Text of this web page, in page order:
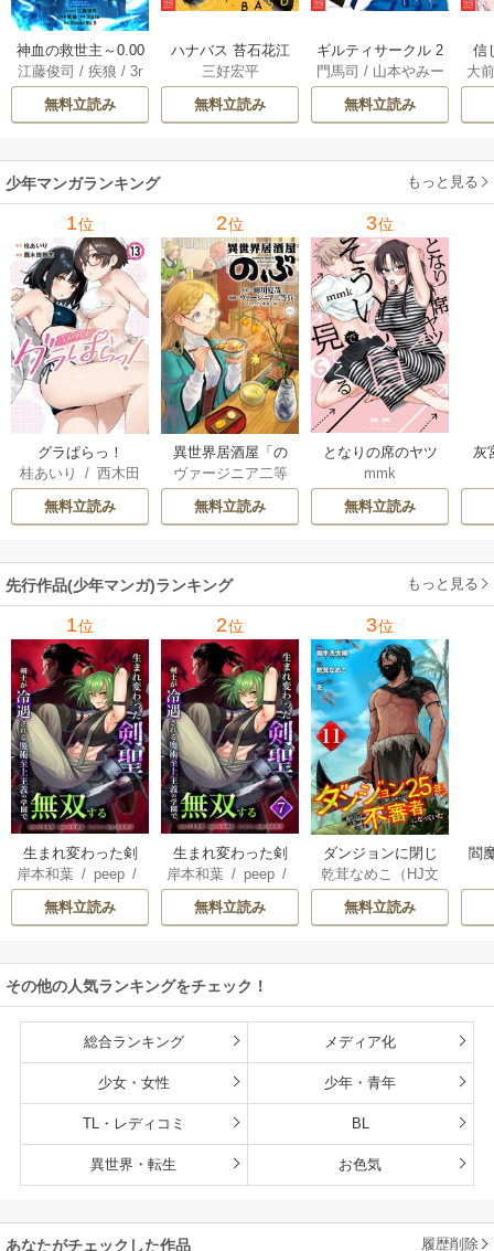
神血の救世主～0.00
000001％を引き当
て最強へ～【電子
書籍特典付】 22巻
江藤俊司 /疾狼 /3r
Studio No.9
無料立読み
ハナバス 苔石花江
のバスケ論 7巻
三好宏平
無料立読み
ギルティサークル 2
1巻
門馬司 / 山本やみー
無料立読み
信
に
の
れ
メ
大
少年マンガランキング もっと見る
1位
グラぱらっ！
桂あいり
/西木田
景志
無料立読み
2位
異世界居酒屋「の
ぶ」
ヴァージニア二等
兵/蝉川夏哉/転
無料立読み
3位
となりの席のヤツ
がそういう目で見
てくる
mmk
無料立読み
灰
先行作品(少年マンガ)ランキング もっと見る
1位
生まれ変わった剣
聖、剣士が冷遇さ
れる魔術至上主義
の学園で無双する
岸本和葉/ peep/
染野静也/
/taskey STUDI
無料立読み
2位
生まれ変わった剣
聖、剣士が冷遇さ
れる魔術至上主義
の学園で無双する
岸本和葉/ peep/
染野静也/
/taskey STUDI
無料立読み
3位
ダンジョンに閉じ
込められて25年。
救出されたときに
は立派な不審者に
版】
乾茸なめこ（HJ文
庫／ホビージャパ
ン刊）/御手洗太
無料立読み
閻
その他の人気ランキングをチェック！
総合ランキング メディア化
少女・女性 少年・青年
TL・レディコミ BL
異世界・転生 お色気
あなたがチェックした作品 履歴削除